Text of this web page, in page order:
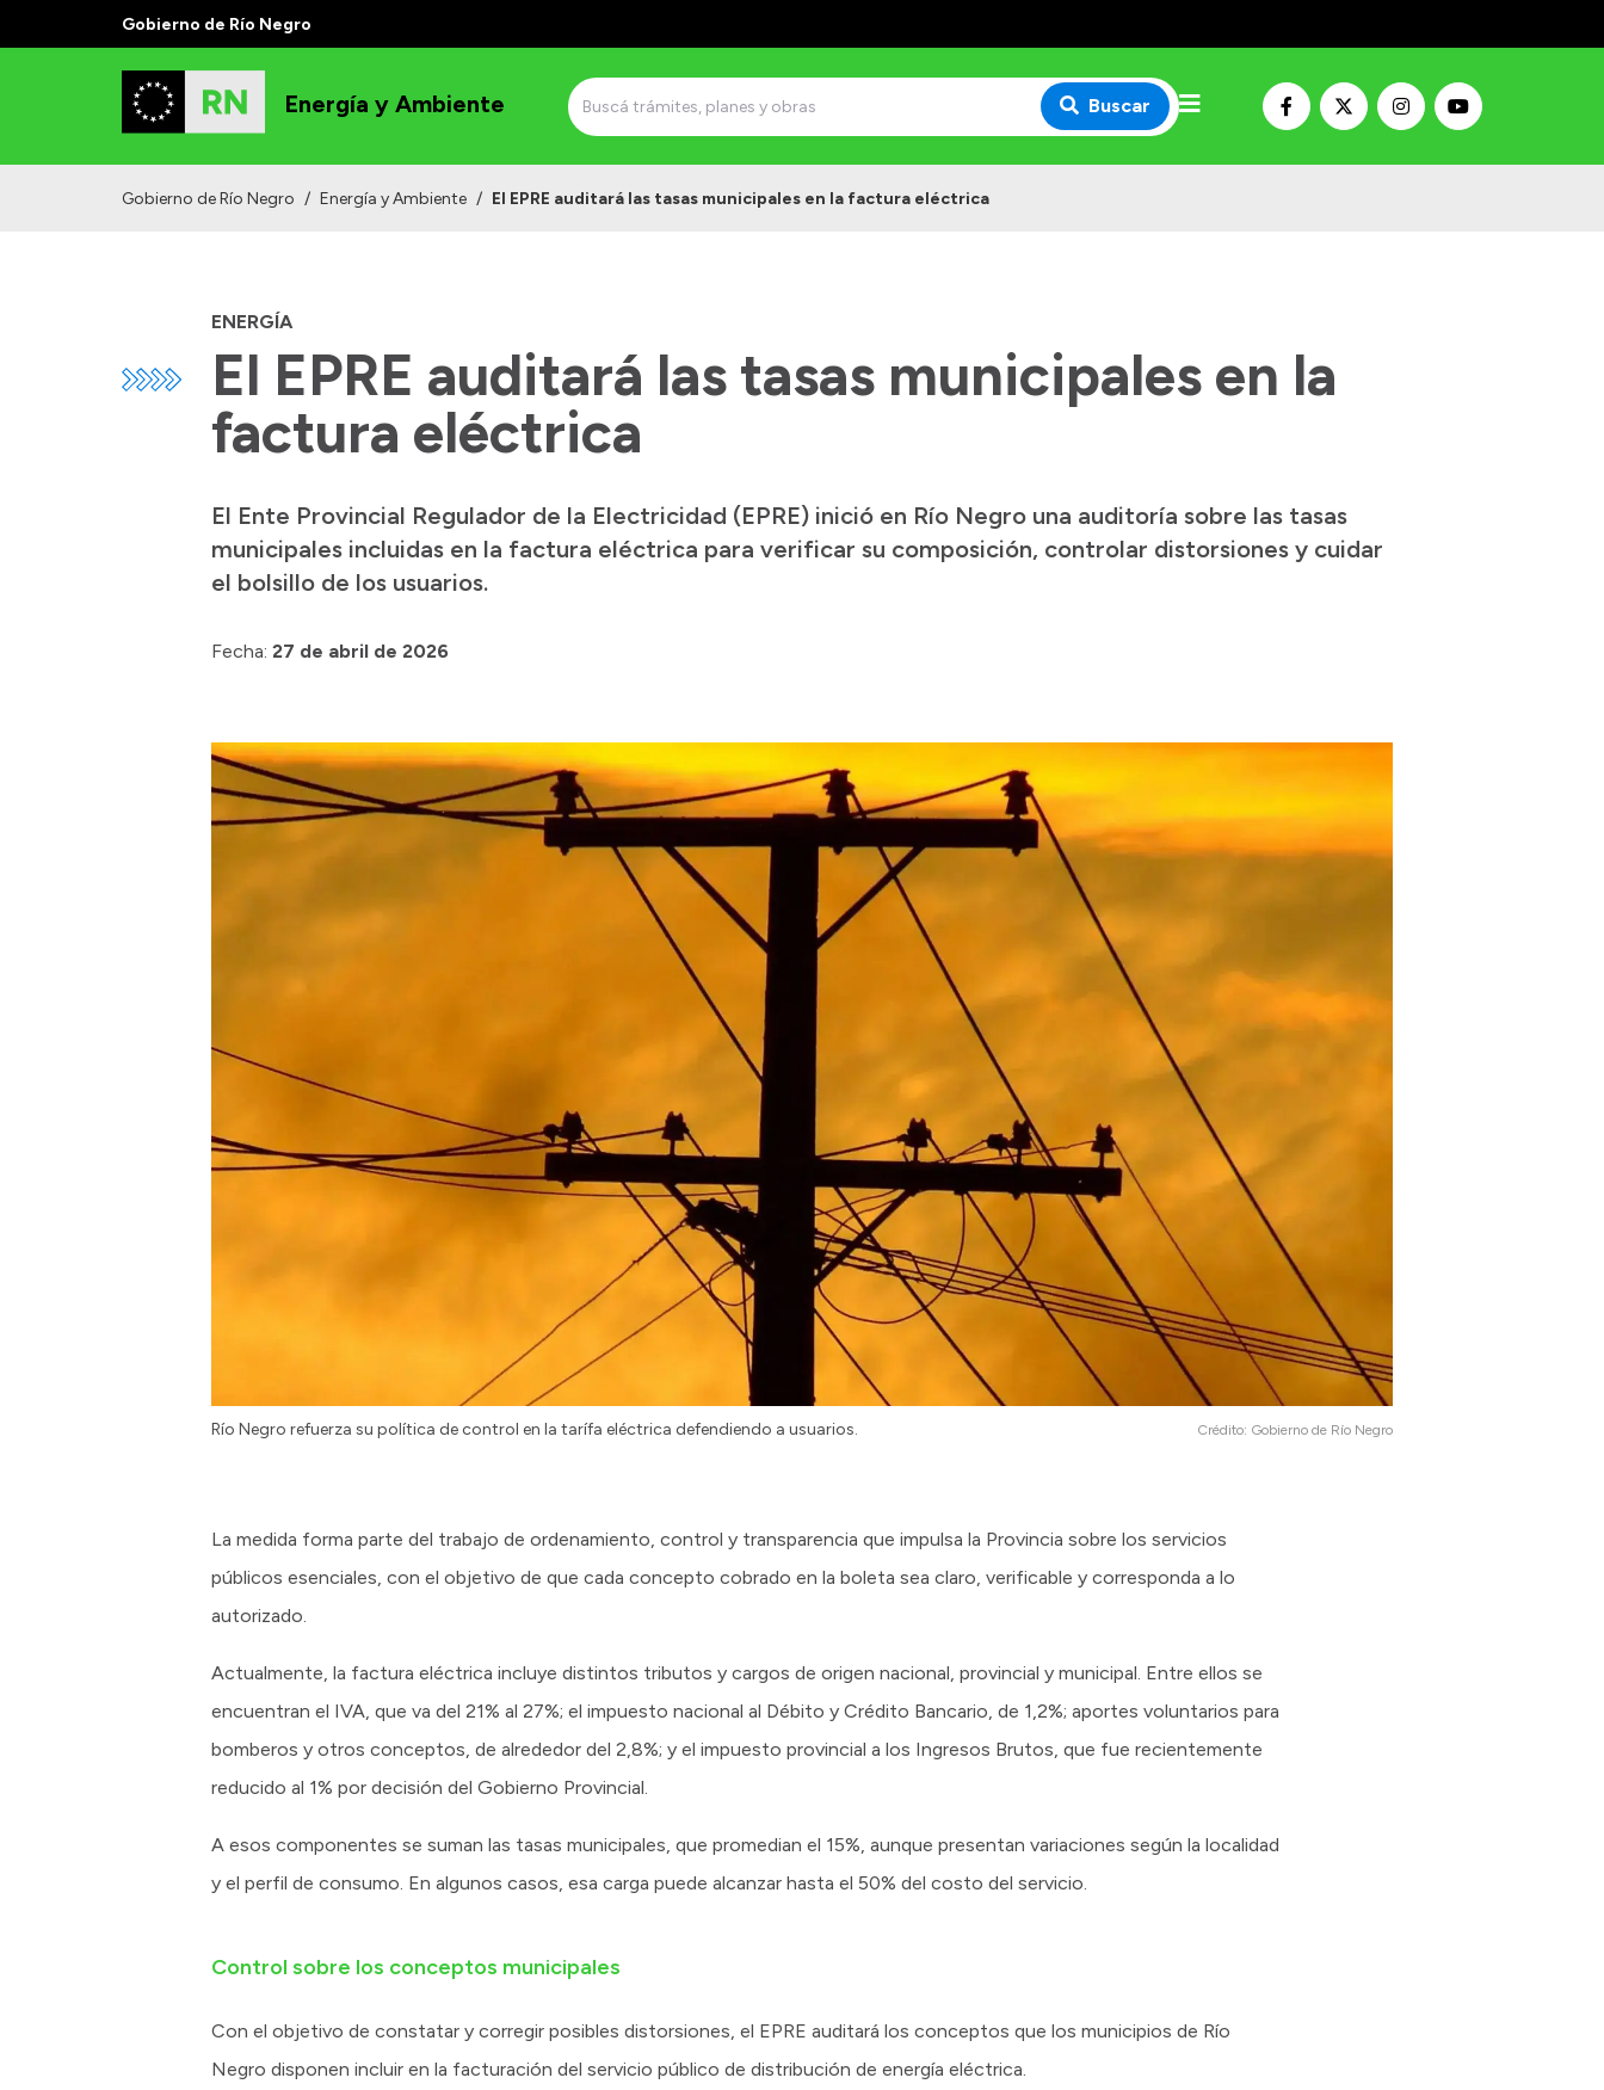
Gobierno de Río Negro
Energía y Ambiente Buscar
Gobierno de Río Negro / Energía y Ambiente / El EPRE auditará las tasas municipales en la factura eléctrica
ENERGÍA
El EPRE auditará las tasas municipales en la
factura eléctrica
El Ente Provincial Regulador de la Electricidad (EPRE) inició en Río Negro una auditoría sobre las tasas
municipales incluidas en la factura eléctrica para verificar su composición, controlar distorsiones y cuidar
el bolsillo de los usuarios.
Fecha: 27 de abril de 2026
Río Negro refuerza su política de control en la tarífa eléctrica defendiendo a usuarios. Crédito: Gobierno de Río Negro
La medida forma parte del trabajo de ordenamiento, control y transparencia que impulsa la Provincia sobre los servicios
públicos esenciales, con el objetivo de que cada concepto cobrado en la boleta sea claro, verificable y corresponda a lo
autorizado.
Actualmente, la factura eléctrica incluye distintos tributos y cargos de origen nacional, provincial y municipal. Entre ellos se
encuentran el IVA, que va del 21% al 27%; el impuesto nacional al Débito y Crédito Bancario, de 1,2%; aportes voluntarios para
bomberos y otros conceptos, de alrededor del 2,8%; y el impuesto provincial a los Ingresos Brutos, que fue recientemente
reducido al 1% por decisión del Gobierno Provincial.
A esos componentes se suman las tasas municipales, que promedian el 15%, aunque presentan variaciones según la localidad
y el perfil de consumo. En algunos casos, esa carga puede alcanzar hasta el 50% del costo del servicio.
Control sobre los conceptos municipales
Con el objetivo de constatar y corregir posibles distorsiones, el EPRE auditará los conceptos que los municipios de Río
Negro disponen incluir en la facturación del servicio público de distribución de energía eléctrica.